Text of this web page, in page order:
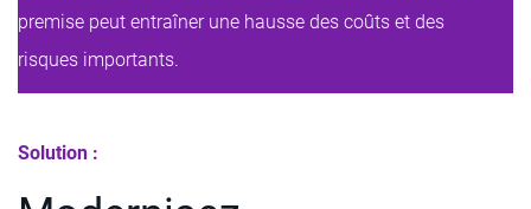
premise peut entraîner une hausse des coûts et des
risques importants.
Solution :